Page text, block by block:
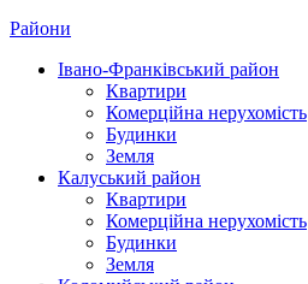
Райони
Івано-Франківський район
Квартири
Комерційна нерухомість
Будинки
Земля
Калуський район
Квартири
Комерційна нерухомість
Будинки
Земля